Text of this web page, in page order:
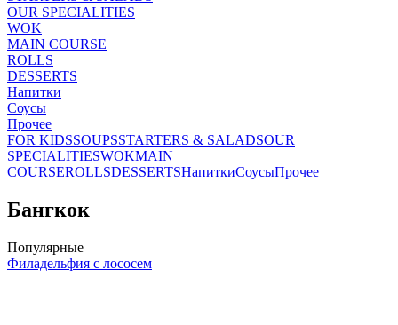
OUR SPECIALITIES
WOK
MAIN COURSE
ROLLS
DESSERTS
Напитки
Соусы
Прочее
FOR KIDSSOUPSSTARTERS & SALADSOUR
SPECIALITIESWOKMAIN
COURSEROLLSDESSERTSНапиткиСоусыПрочее
Бангкок
Популярные
Филадельфия с лососем